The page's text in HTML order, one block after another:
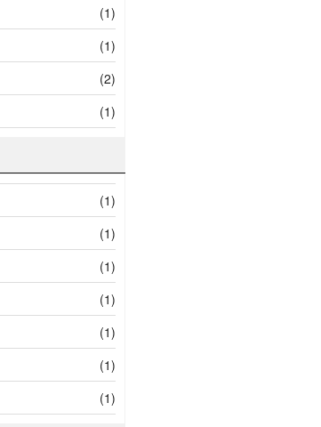
(1)
(1)
(2)
(1)
(1)
(1)
(1)
(1)
(1)
(1)
(1)